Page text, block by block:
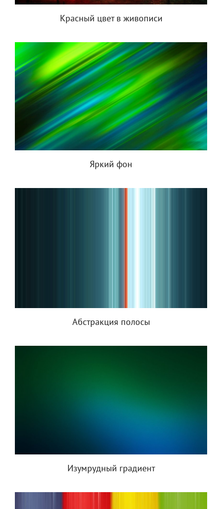
Красный цвет в живописи
Яркий фон
Абстракция полосы
Изумрудный градиент